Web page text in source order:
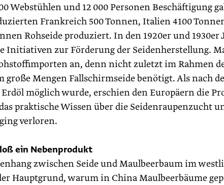
Webstühlen und 12 000 Personen Beschäftigung
Frankreich 500 Tonnen, Italien 4100
Rohseide produziert. In den 1920er und 1930er
Initiativen zur Förderung der Seidenherstellung.
an, denn nicht zuletzt im Rahmen
Mengen Fallschirmseide benötigt. Als nach
möglich wurde, erschien den Europäern die
praktische Wissen über die Seidenraupenzucht
verloren.
ein Nebenprodukt
zwischen Seide und Maulbeerbaum im
Hauptgrund, warum in China Maulbeerbäume